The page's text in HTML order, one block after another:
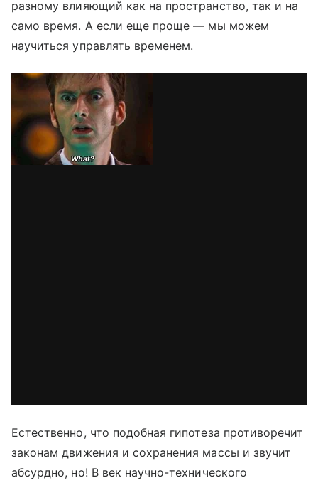
разному влияющий как на пространство, так и на
само время. А если еще проще — мы можем
научиться управлять временем.
Естественно, что подобная гипотеза противоречит
законам движения и сохранения массы и звучит
абсурдно, но! В век научно-технического